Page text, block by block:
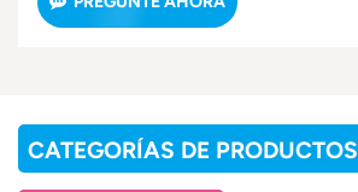
CATEGORÍAS DE PRODUCTOS